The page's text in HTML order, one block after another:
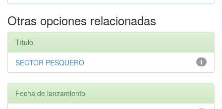
Otras opciones relacionadas
Título
1
SECTOR PESQUERO
Fecha de lanzamiento